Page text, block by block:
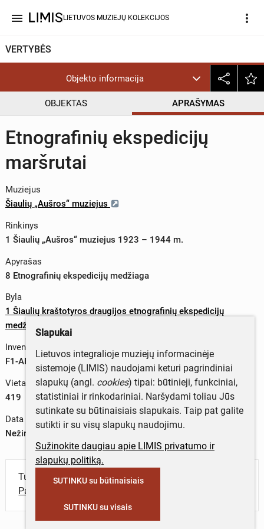
menu LIETUVOS MUZIEJŲ KOLEKCIJOS more_vert
VERTYBĖS
Objekto informacija
OBJEKTAS APRAŠYMAS
Etnografinių ekspedicijų
maršrutai
Muziejus
Šiaulių „Aušros“ muziejus
Rinkinys
1 Šiaulių „Aušros“ muziejus 1923 – 1944 m.
Apyrašas
8 Etnografinių ekspedicijų medžiaga
Byla
1 Šiaulių kraštotyros draugijos etnografinių ekspedicijų
medžiaga
Inventorinis numeris
F1-AP8-B1-L419
Vieta byloje
419
Data
Nežinoma data
Turite daugiau informacijos apie objektą?
Parašykite mums!
Slapukai
Lietuvos integralioje muziejų informacinėje
sistemoje (LIMIS) naudojami keturi pagrindiniai
slapukų (angl. cookies) tipai: būtinieji, funkciniai,
statistiniai ir rinkodariniai. Naršydami toliau Jūs
sutinkate su būtinaisiais slapukais. Taip pat galite
sutikti ir su visų slapukų naudojimu.
Sužinokite daugiau apie LIMIS privatumo ir
slapukų politiką.
SUTINKU su būtinaisiais
SUTINKU su visais